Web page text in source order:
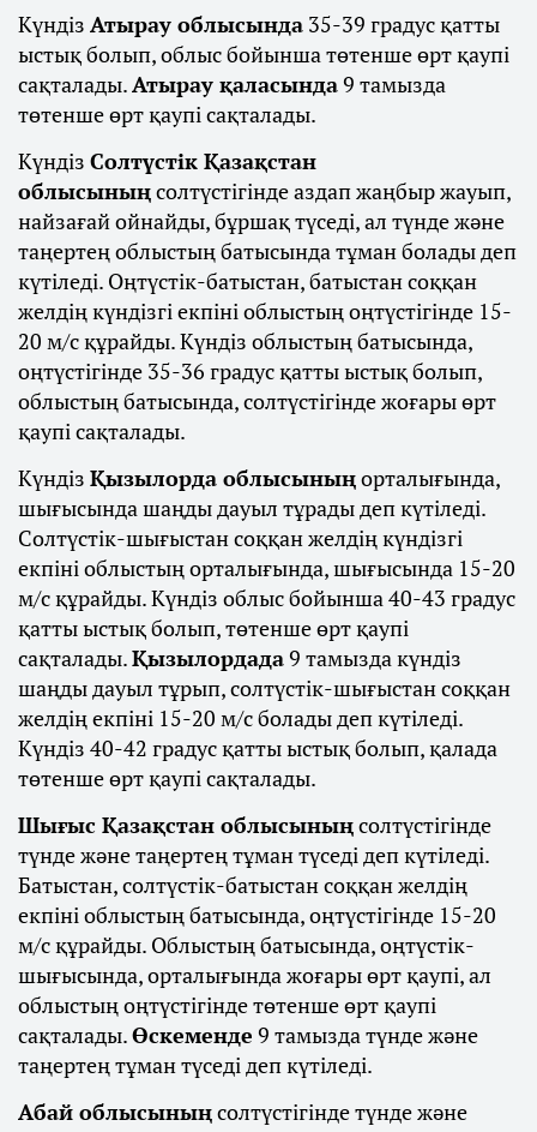
Күндіз Атырау облысында 35-39 градус қатты
ыстық болып, облыс бойынша төтенше өрт қаупі
сақталады.Атырау қаласында9 тамызда
төтенше өрт қаупі сақталады.
Күндіз Солтүстік Қазақстан
облысыныңсолтүстігінде аздап жаңбыр жауып,
найзағай ойнайды, бұршақ түседі, ал түнде және
таңертең облыстың батысында тұман болады деп
күтіледі. Оңтүстік-батыстан, батыстан соққан
желдің күндізгі екпіні облыстың оңтүстігінде 15-
20 м/с құрайды. Күндіз облыстың батысында,
оңтүстігінде 35-36 градус қатты ыстық болып,
облыстың батысында, солтүстігінде жоғары өрт
қаупі сақталады.
Күндіз Қызылорда облысыныңорталығында,
шығысында шаңды дауыл тұрады деп күтіледі.
Солтүстік-шығыстан соққан желдің күндізгі
екпіні облыстың орталығында, шығысында 15-20
м/с құрайды. Күндіз облыс бойынша 40-43 градус
қатты ыстық болып, төтенше өрт қаупі
сақталады.Қызылордада9 тамызда күндіз
шаңды дауыл тұрып, солтүстік-шығыстан соққан
желдің екпіні 15-20 м/с болады деп күтіледі.
Күндіз 40-42 градус қатты ыстық болып, қалада
төтенше өрт қаупі сақталады.
Шығыс Қазақстан облысыныңсолтүстігінде
түнде және таңертең тұман түседі деп күтіледі.
Батыстан, солтүстік-батыстан соққан желдің
екпіні облыстың батысында, оңтүстігінде 15-20
м/с құрайды. Облыстың батысында, оңтүстік-
шығысында, орталығында жоғары өрт қаупі, ал
облыстың оңтүстігінде төтенше өрт қаупі
сақталады.Өскеменде 9 тамызда түнде және
таңертең тұман түседі деп күтіледі.
Абай облысыныңсолтүстігінде түнде және